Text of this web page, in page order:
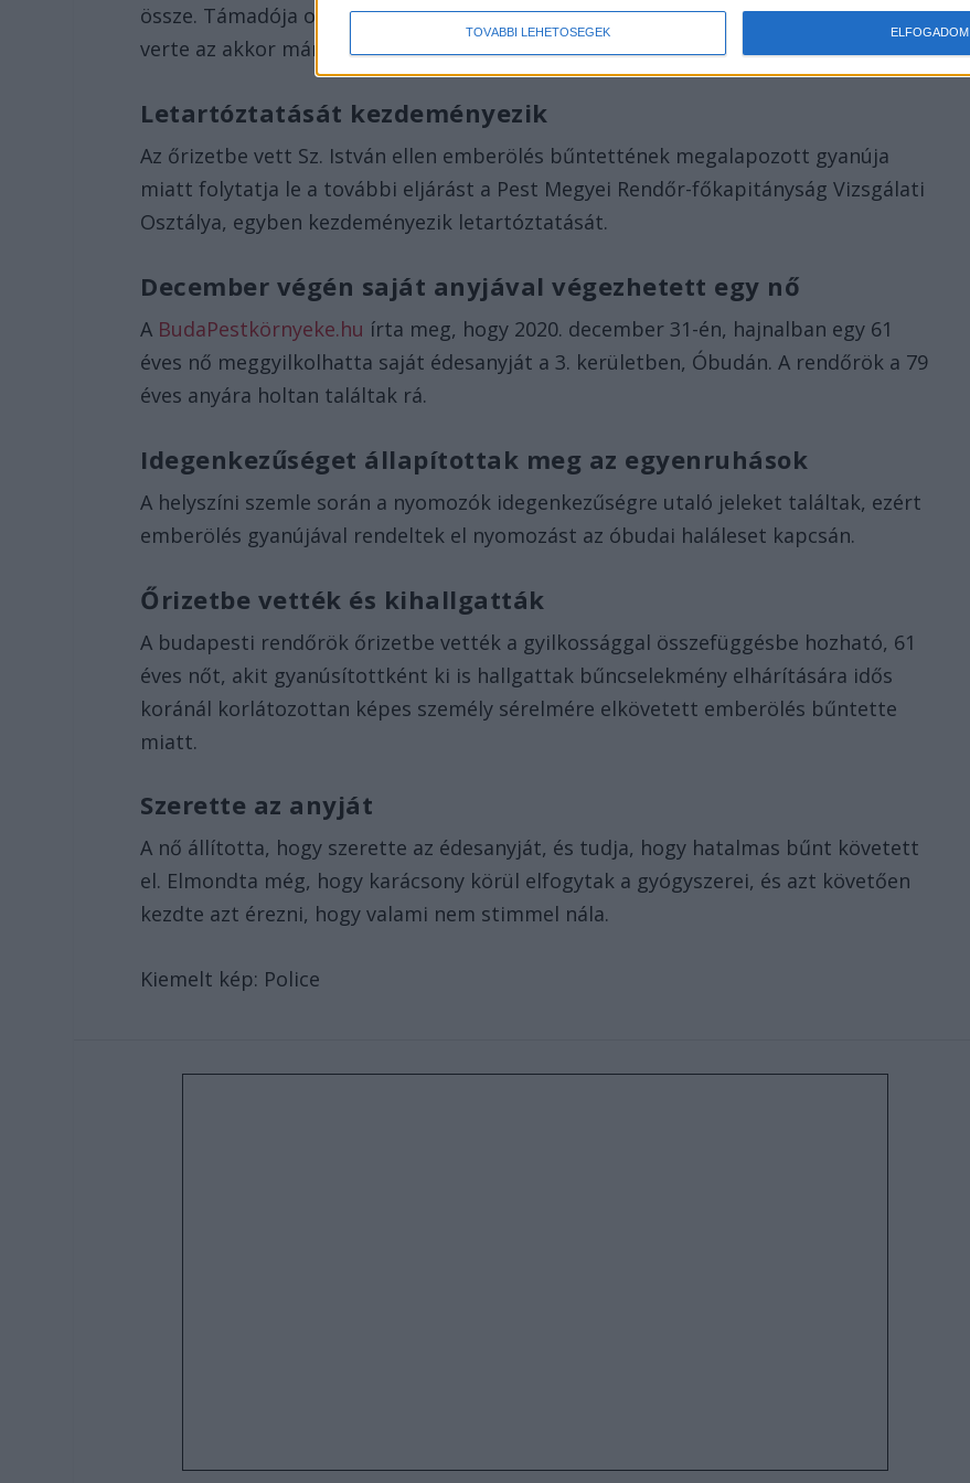
TOVÁBBI LEHETŐSÉGEK ELFOGADOM
össze. Támadója oda is követte, kését újra beledöfte, majd egy féltéglával fejbe is
verte az akkor már nagy valószínűséggel élettelen nőt, számolt be róla aPolice.
Letartóztatását kezdeményezik
Az őrizetbe vett Sz. István ellen emberölés bűntettének megalapozott gyanúja
miatt folytatja le a további eljárást a Pest Megyei Rendőr-főkapitányság Vizsgálati
Osztálya, egyben kezdeményezik letartóztatását.
December végén saját anyjával végezhetett egy nő
A BudaPestkörnyeke.hu írta meg, hogy 2020. december 31-én, hajnalban egy 61
éves nő meggyilkolhatta saját édesanyját a 3. kerületben, Óbudán. A rendőrök a 79
éves anyára holtan találtak rá.
Idegenkezűséget állapítottak meg az egyenruhások
A helyszíni szemle során a nyomozók idegenkezűségre utaló jeleket találtak, ezért
emberölés gyanújával rendeltek el nyomozást az óbudai haláleset kapcsán.
Őrizetbe vették és kihallgatták
A budapesti rendőrök őrizetbe vették a gyilkossággal összefüggésbe hozható, 61
éves nőt, akit gyanúsítottként ki is hallgattak bűncselekmény elhárítására idős
koránál korlátozottan képes személy sérelmére elkövetett emberölés bűntette
miatt.
Szerette az anyját
A nő állította, hogy szerette az édesanyját, és tudja, hogy hatalmas bűnt követett
el. Elmondta még, hogy karácsony körül elfogytak a gyógyszerei, és azt követően
kezdte azt érezni, hogy valami nem stimmel nála.
Kiemelt kép: Police